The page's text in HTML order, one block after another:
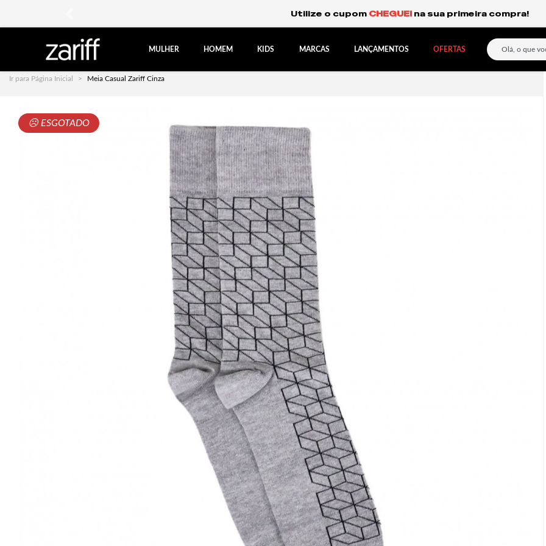
Frete Grátis Expresso para o Sul e São Paulo.
MULHER HOMEM KIDS MARCAS LANÇAMENTOS OFERTAS
Ir para Página Inicial Meia Casual Zariff Cinza
☹ ESGOTADO